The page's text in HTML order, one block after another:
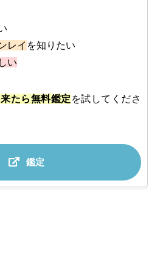
レイ を知りたい
い
たら無料鑑定 を試してくださ
鑑定